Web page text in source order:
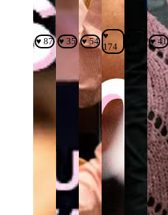
♥ 87 ♥ 35 ♥ 54
♥
174
♥ 41